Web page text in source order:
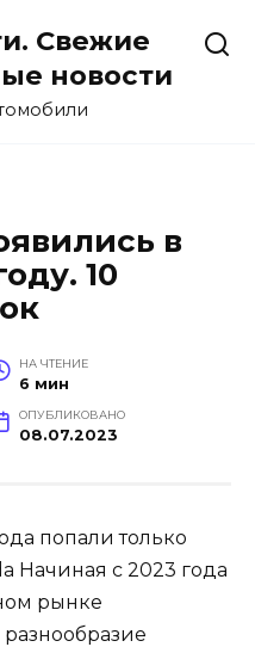
Свежие
новости
в
10
НА ЧТЕНИЕ
6 мин
ОПУБЛИКОВАНО
08.07.2023
попали только
Начиная с 2023 года
рынке